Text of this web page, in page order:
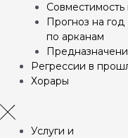
Совместимость
Прогноз на год
по арканам
Регрессии в
Хорары
Услуги и